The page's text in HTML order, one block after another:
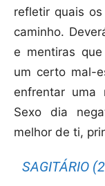
refletir quais
caminho.
e mentiras
um certo mal-
enfrentar uma
Sexo dia
melhor de ti,
SAGITÁRIO